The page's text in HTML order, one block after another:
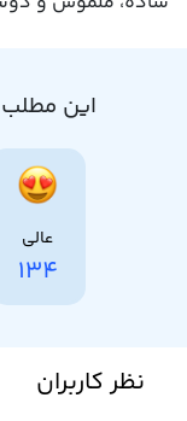
این
عالی
134
نظر کاربران